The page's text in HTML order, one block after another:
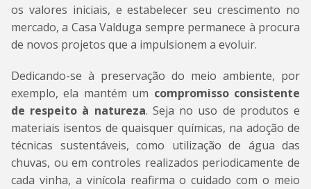
os valores iniciais, e estabelecer seu crescimento no
mercado, a Casa Valduga sempre permanece à procura
de novos projetos que a impulsionem a evoluir.
Dedicando-se à preservação do meio ambiente, por
exemplo, ela mantém um compromisso consistente
de respeito à natureza. Seja no uso de produtos e
materiais isentos de quaisquer químicas, na adoção de
técnicas sustentáveis, como utilização de água das
chuvas, ou em controles realizados periodicamente de
cada vinha, a vinícola reafirma o cuidado com o meio